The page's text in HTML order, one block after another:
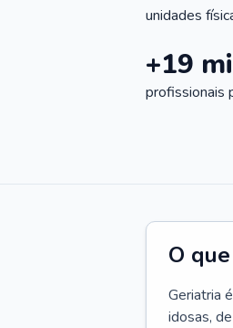
unidades
+19
profissionais
O
Geriatria
idosas,